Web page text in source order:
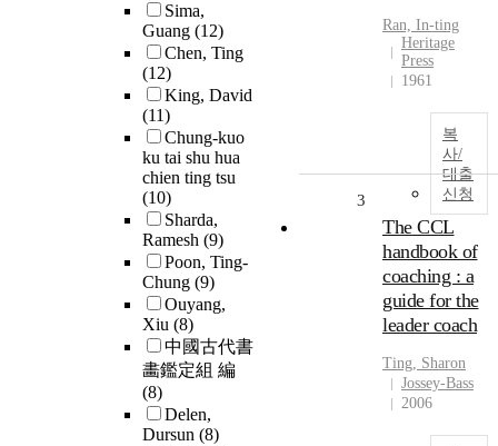
Sima,
Guang (12)
Chen, Ting
(12)
King, David
(11)
Chung-kuo
ku tai shu hua
chien ting tsu
(10)
Sharda,
Ramesh (9)
Poon, Ting-
Chung (9)
Ouyang,
Xiu (8)
中國古代書
畵鑑定組 編
(8)
Delen,
Dursun (8)
Ran, In-ting
Heritage
Press
1961
복
사/
대출
신청
3
The CCL
handbook of
coaching : a
guide for the
leader coach
Ting, Sharon
Jossey-Bass
2006